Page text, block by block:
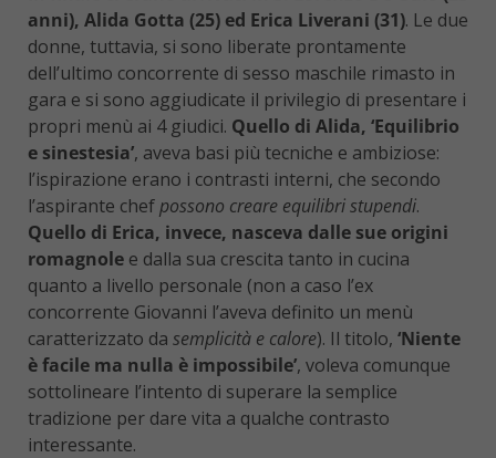
anni), Alida Gotta (25) ed Erica Liverani (31). Le due
donne, tuttavia, si sono liberate prontamente
dell’ultimo concorrente di sesso maschile rimasto in
gara e si sono aggiudicate il privilegio di presentare i
propri menù ai 4 giudici. Quello di Alida, ‘Equilibrio
e sinestesia’, aveva basi più tecniche e ambiziose:
l’ispirazione erano i contrasti interni, che secondo
l’aspirante chefpossono creare equilibri stupendi.
Quello di Erica, invece, nasceva dalle sue origini
romagnole e dalla sua crescita tanto in cucina
quanto a livello personale (non a caso l’ex
concorrente Giovanni l’aveva definito un menù
caratterizzato da semplicità e calore). Il titolo, ‘Niente
è facile ma nulla è impossibile’, voleva comunque
sottolineare l’intento di superare la semplice
tradizione per dare vita a qualche contrasto
interessante.